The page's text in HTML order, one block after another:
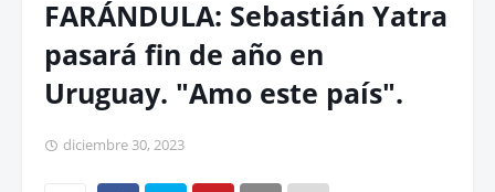
FARÁNDULA: Sebastián Yatra
pasará fin de año en
Uruguay. "Amo este país".
diciembre 30, 2023